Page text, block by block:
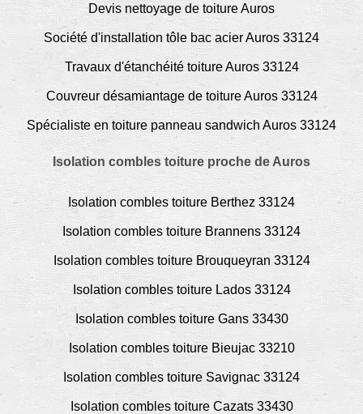
Devis nettoyage de toiture Auros
Société d'installation tôle bac acier Auros 33124
Travaux d'étanchéité toiture Auros 33124
Couvreur désamiantage de toiture Auros 33124
Spécialiste en toiture panneau sandwich Auros 33124
Isolation combles toiture proche de Auros
Isolation combles toiture Berthez 33124
Isolation combles toiture Brannens 33124
Isolation combles toiture Brouqueyran 33124
Isolation combles toiture Lados 33124
Isolation combles toiture Gans 33430
Isolation combles toiture Bieujac 33210
Isolation combles toiture Savignac 33124
Isolation combles toiture Cazats 33430